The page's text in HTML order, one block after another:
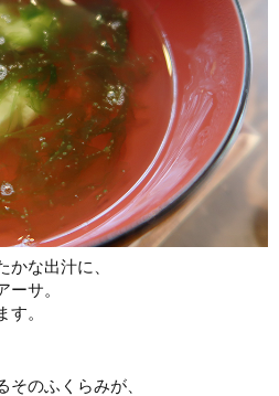
な出汁に、
サ。
。
のふくらみが、